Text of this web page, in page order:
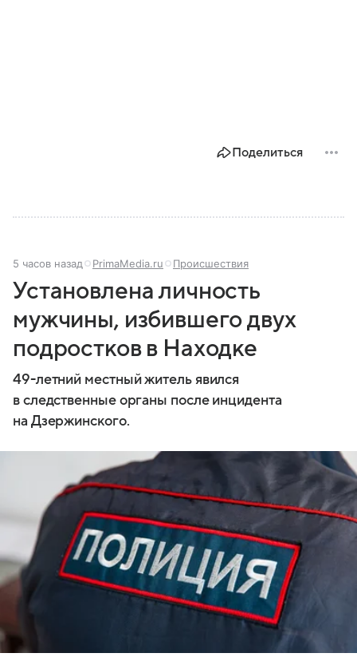
Поделиться
5 часов назад PrimaMedia.ru Происшествия
Установлена личность
мужчины, избившего двух
подростков в Находке
49-летний местный житель явился
в следственные органы после инцидента
на Дзержинского.